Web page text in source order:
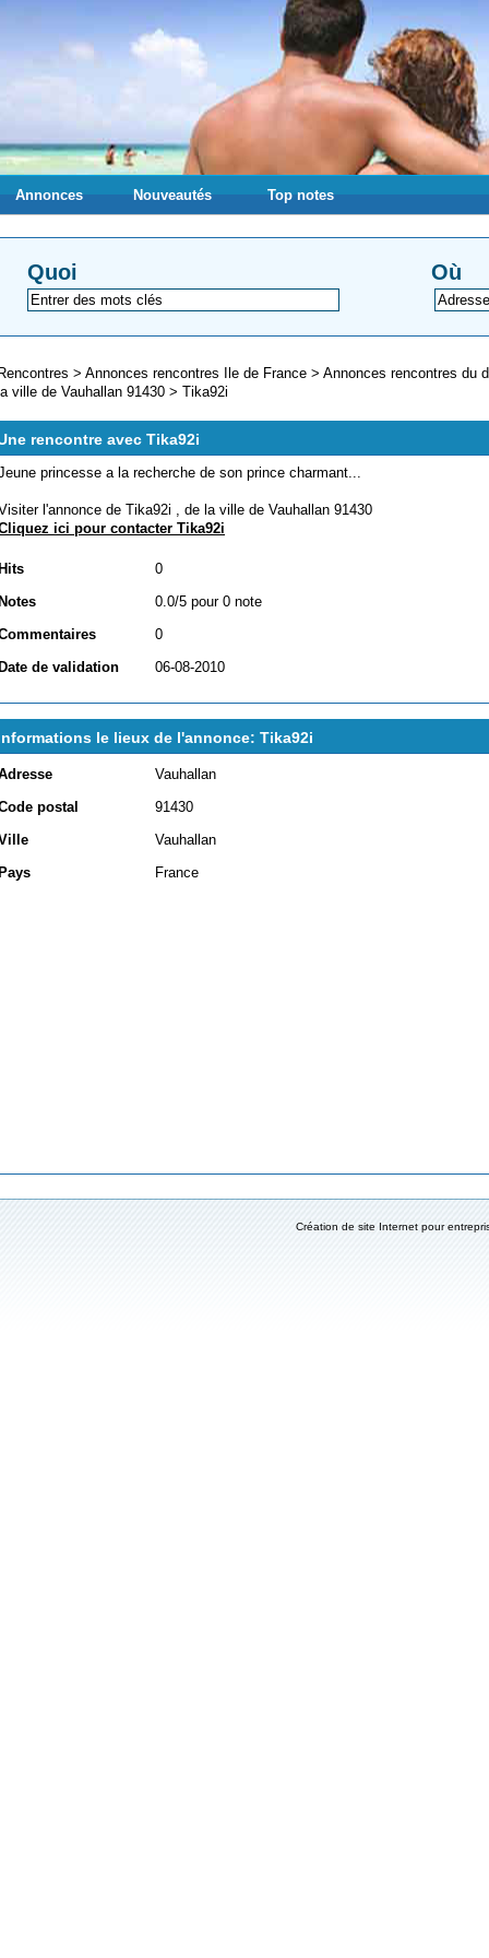
Annonces Nouveautés Top notes
Quoi Où
> Annonces rencontres Ile de France > Annonces rencontres du
ville de Vauhallan 91430 > Tika92i
rencontre avec Tika92i
princesse a la recherche de son prince charmant...
l'annonce de Tika92i , de la ville de Vauhallan 91430
ici pour contacter Tika92i
0
0.0/5 pour 0 note
0
de validation
06-08-2010
le lieux de l'annonce: Tika92i
Vauhallan
postal
91430
Vauhallan
France
Création de site Internet pour